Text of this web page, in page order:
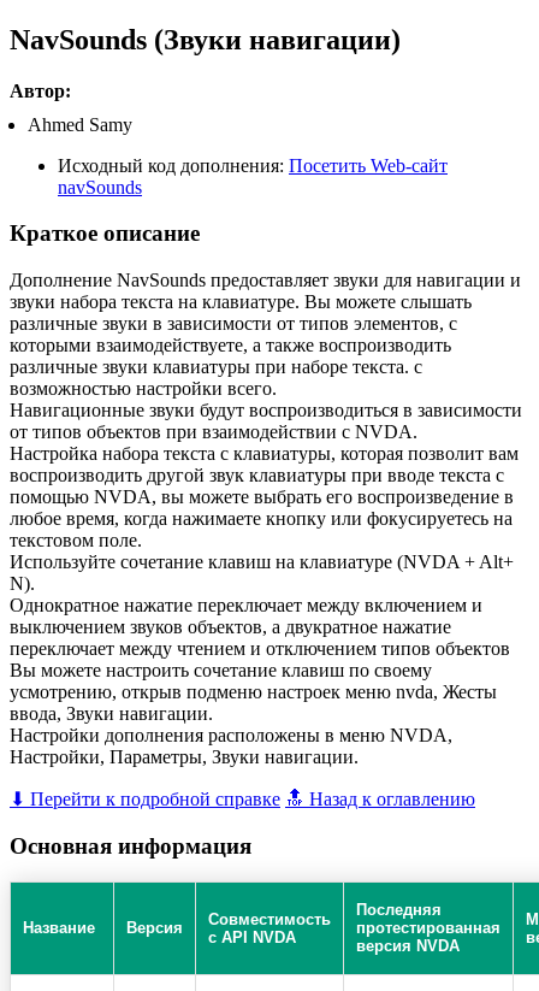
NavSounds (Звуки навигации)
Автор:
Ahmed Samy
Исходный код дополнения: Посетить Web-сайт
navSounds
Краткое описание
Дополнение NavSounds предоставляет звуки для навигации и
звуки набора текста на клавиатуре. Вы можете слышать
различные звуки в зависимости от типов элементов, с
которыми взаимодействуете, а также воспроизводить
различные звуки клавиатуры при наборе текста. с
возможностью настройки всего.
Навигационные звуки будут воспроизводиться в зависимости
от типов объектов при взаимодействии с NVDA.
Настройка набора текста с клавиатуры, которая позволит вам
воспроизводить другой звук клавиатуры при вводе текста с
помощью NVDA, вы можете выбрать его воспроизведение в
любое время, когда нажимаете кнопку или фокусируетесь на
текстовом поле.
Используйте сочетание клавиш на клавиатуре (NVDA + Alt+
N).
Однократное нажатие переключает между включением и
выключением звуков объектов, а двукратное нажатие
переключает между чтением и отключением типов объектов
Вы можете настроить сочетание клавиш по своему
усмотрению, открыв подменю настроек меню nvda, Жесты
ввода, Звуки навигации.
Настройки дополнения расположены в меню NVDA,
Настройки, Параметры, Звуки навигации.
⬇ Перейти к подробной справке 🔝 Назад к оглавлению
Основная информация
Название Версия
Совместимость
с API NVDA
Последняя
протестированная
версия NVDA